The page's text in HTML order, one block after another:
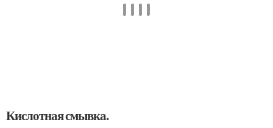
Кислотная смывка.